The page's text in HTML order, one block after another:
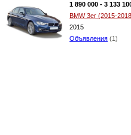
1 890 000 - 3 133
BMW 3er (2015-
2015
Объявления (1)